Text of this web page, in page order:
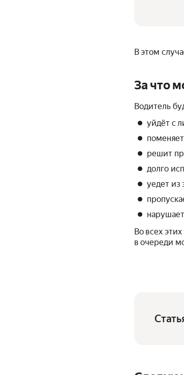
В этом
За что
Водитель
уйдёт с
решит
долго
уедет из
Во всех
в очереди